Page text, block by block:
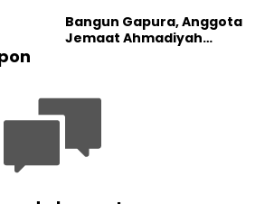
Masa Depan
Bangun Gapura, Anggota
Jemaat Ahmadiyah